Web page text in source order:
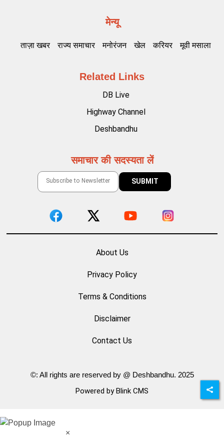
मेन्यू
ताज़ा खबर राज्य समाचार मनोरंजन खेल करियर मूवी मसाला
Related Links
DB Live
Highway Channel
Deshbandhu
समाचार की सदस्यता लें
About Us
Privacy Policy
Terms & Conditions
Disclaimer
Contact Us
©: All rights are reserved by @ Deshbandhu. 2025
Powered by Blink CMS
×